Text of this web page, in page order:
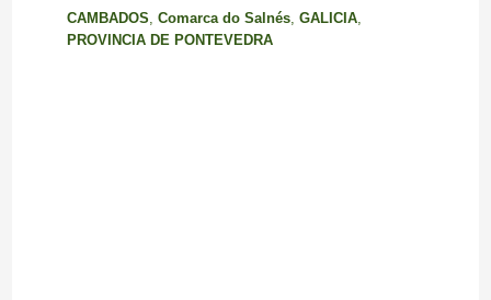
CAMBADOS, Comarca do Salnés, GALICIA,
PROVINCIA DE PONTEVEDRA